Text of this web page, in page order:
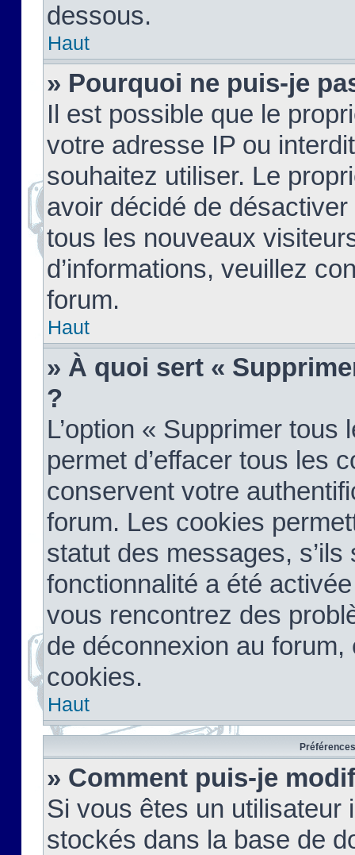
dessous.
Haut
» Pourquoi ne puis-je
Il est possible que le
votre adresse IP ou
souhaitez utiliser. Le
avoir décidé de
tous les nouveaux
d’informations, veuillez
forum.
Haut
» À quoi sert «
?
L’option « Supprimer
permet d’effacer tous les
conservent votre
forum. Les cookies
statut des messages,
fonctionnalité a été
vous rencontrez des
de déconnexion au
cookies.
Haut
» Comment puis-je
Si vous êtes un
stockés dans la base de